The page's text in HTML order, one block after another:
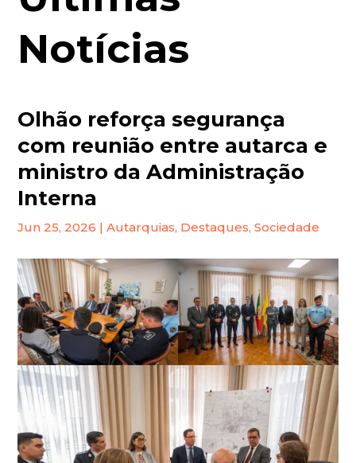
Notícias
Olhão reforça segurança
com reunião entre autarca e
ministro da Administração
Interna
Jun 25, 2026 |Autarquias, Destaques,Sociedade